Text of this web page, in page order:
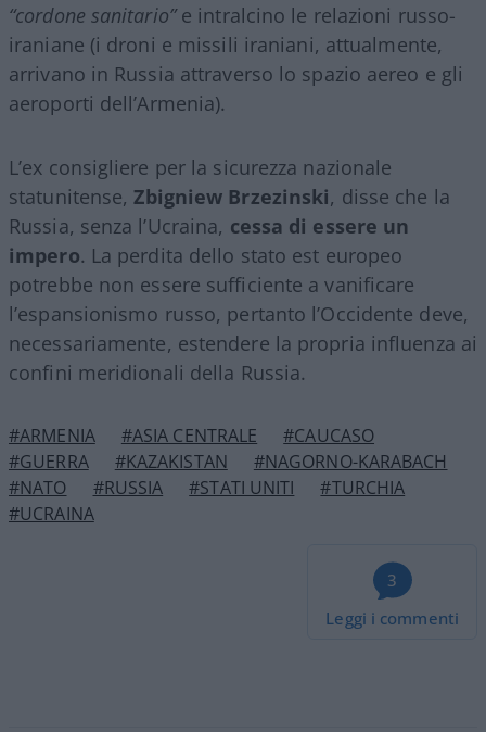
“cordone sanitario”e intralcino le relazioni russo-
iraniane (i droni e missili iraniani, attualmente,
arrivano in Russia attraverso lo spazio aereo e gli
aeroporti dell’Armenia).
L’ex consigliere per la sicurezza nazionale
statunitense,Zbigniew Brzezinski, disse che la
Russia, senza l’Ucraina, cessa di essere un
impero. La perdita dello stato est europeo
potrebbe non essere sufficiente a vanificare
l’espansionismo russo, pertanto l’Occidente deve,
necessariamente, estendere la propria influenza ai
confini meridionali della Russia.
#ARMENIA #ASIA CENTRALE
#CAUCASO
#GUERRA
#KAZAKISTAN
#NAGORNO-KARABACH
#NATO
#RUSSIA #STATI UNITI
#TURCHIA
#UCRAINA
3
Leggi i commenti